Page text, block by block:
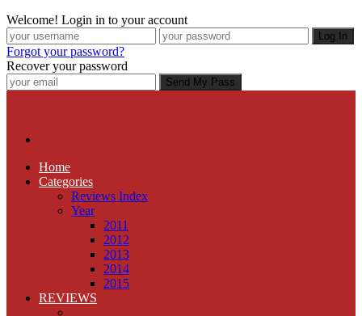
Welcome! Login in to your account
Forgot your password?
Recover your password
Home
Categories
Reviews Index
Year
2011
2012
2013
2014
2015
REVIEWS